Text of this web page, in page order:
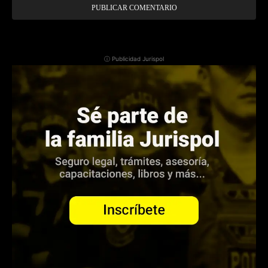
ⓘ Publicidad Jurispol